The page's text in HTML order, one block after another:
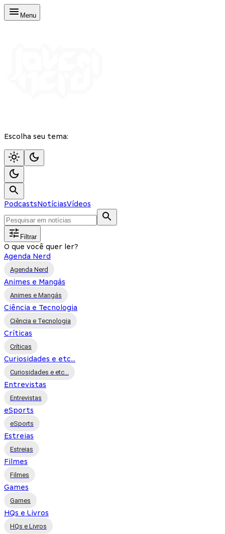
Menu
Escolha seu tema:
PodcastsNotíciasVídeos
Filtrar
O que você quer ler?
Agenda Nerd
Agenda Nerd
Animes e Mangás
Animes e Mangás
Ciência e Tecnologia
Ciência e Tecnologia
Críticas
Críticas
Curiosidades e etc...
Curiosidades e etc...
Entrevistas
Entrevistas
eSports
eSports
Estreias
Estreias
Filmes
Filmes
Games
Games
HQs e Livros
HQs e Livros